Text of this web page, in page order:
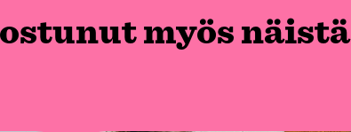
myös näistä